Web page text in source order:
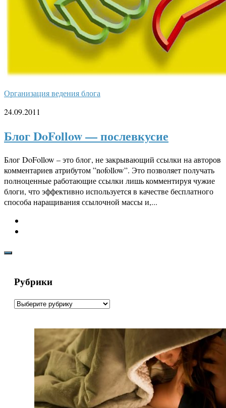
Организация ведения блога
24.09.2011
Блог DoFollow — послевкусие
Блог DoFollow – это блог, не закрывающий ссылки на авторов
комментариев атрибутом ”nofollow”. Это позволяет получать
полноценные работающие ссылки лишь комментируя чужие
блоги, что эффективно используется в качестве бесплатного
способа наращивания ссылочной массы и,...
Рубрики
Рубрики